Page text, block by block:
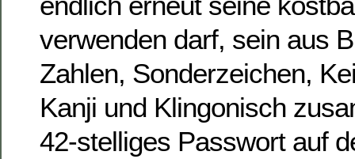
verwenden darf, sein aus
Zahlen, Sonderzeichen,
Kanji und Klingonisch
42-stelliges Passwort auf